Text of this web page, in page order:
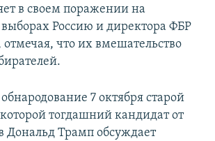
в своем поражении на
Россию и директора ФБР
что их вмешательство
7 октября старой
тогдашний кандидат от
Дональд Трамп обсуждает